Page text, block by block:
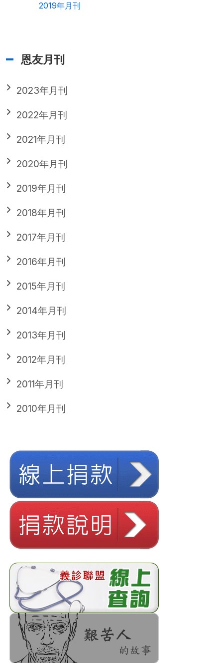
2019年月刊
恩友月刊
2023年月刊
2022年月刊
2021年月刊
2020年月刊
2019年月刊
2018年月刊
2017年月刊
2016年月刊
2015年月刊
2014年月刊
2013年月刊
2012年月刊
2011年月刊
2010年月刊